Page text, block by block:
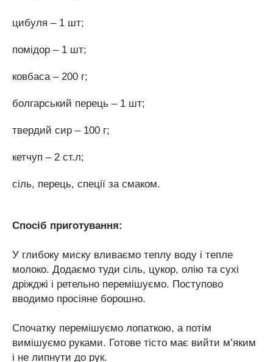
цибуля – 1 шт;
помідор – 1 шт;
ковбаса – 200 г;
болгарський перець – 1 шт;
твердий сир – 100 г;
кетчуп – 2 ст.л;
сіль, перець, спеції за смаком.
Спосіб приготування:
У глибоку миску вливаємо теплу воду і тепле
молоко. Додаємо туди сіль, цукор, олію та сухі
дріжджі і ретельно перемішуємо. Поступово
вводимо просіяне борошно.
Спочатку перемішуємо лопаткою, а потім
вимішуємо руками. Готове тісто має вийти м’яким
і не липнути до рук.